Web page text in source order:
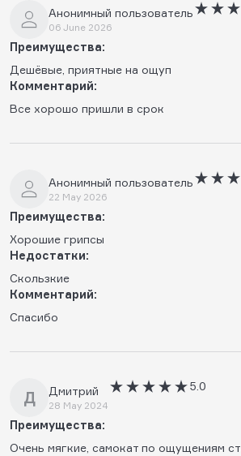
Анонимный пользователь
06 June 2026
Преимущества:
Дешёвые, приятные на ощуп
Комментарий:
Все хорошо пришли в срок
Анонимный пользователь
22 May 2026
Преимущества:
Хорошие грипсы
Недостатки:
Скользкие
Комментарий:
Спасибо
Д Дмитрий
28 May 2024
5.0
Преимущества:
Очень мягкие, самокат по ощущениям